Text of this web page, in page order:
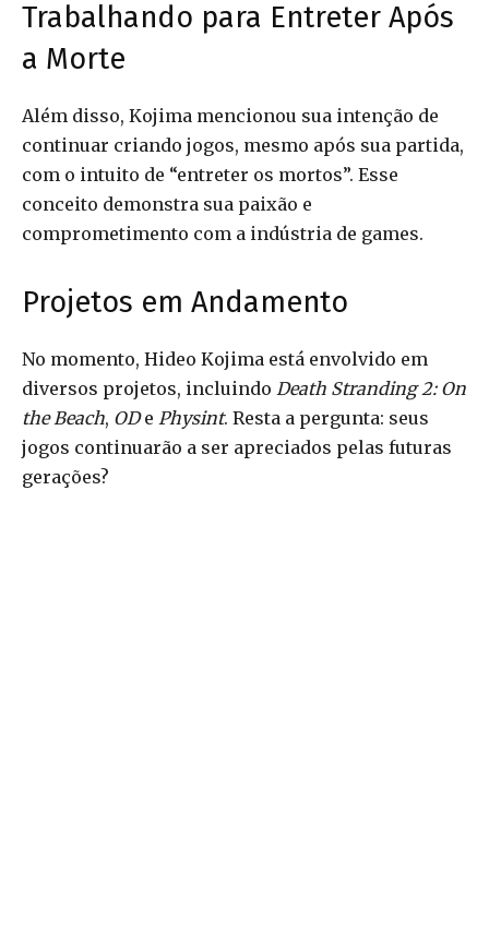
Trabalhando para Entreter Após
a Morte
Além disso, Kojima mencionou sua intenção de
continuar criando jogos, mesmo após sua partida,
com o intuito de “entreter os mortos”. Esse
conceito demonstra sua paixão e
comprometimento com a indústria de games.
Projetos em Andamento
No momento, Hideo Kojima está envolvido em
diversos projetos, incluindo Death Stranding 2: On
the Beach, ODe Physint. Resta a pergunta: seus
jogos continuarão a ser apreciados pelas futuras
gerações?